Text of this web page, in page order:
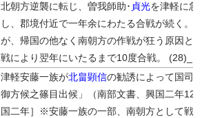
北朝方逆襲に転じ、曽我師助･ 貞光を津軽に急
し、郡境付近で一年余にわたる合戦が続く。（
が、帰国の他なく南朝方の作戦が狂う原因とな
戦により翌年にいたるまで10度合戦。 (28)_［
津軽安藤一族が北畠顕信の勧誘によって国司方
御方候之篠目出候」（南部文書、興国二年12月
国二年］※安藤一族の一部、南朝方として戦っ